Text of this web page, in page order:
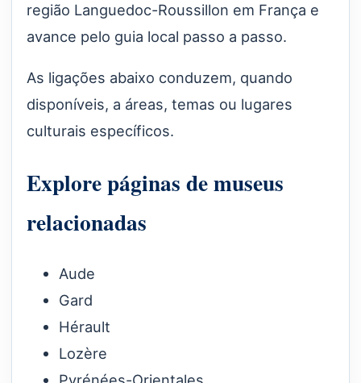
região Languedoc-Roussillon em França e
avance pelo guia local passo a passo.
As ligações abaixo conduzem, quando
disponíveis, a áreas, temas ou lugares
culturais específicos.
Explore páginas de museus
relacionadas
Aude
Gard
Hérault
Lozère